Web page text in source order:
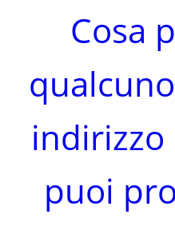
Cosa
indirizzo
puoi